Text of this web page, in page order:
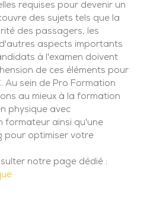
requises pour devenir un
des sujets tels que la
des passagers, les
aspects importants
à l'examen doivent
de ces éléments pour
Au sein de Pro Formation
au mieux à la formation
physique avec
formateur ainsi qu'une
pour optimiser votre
notre page dédié :